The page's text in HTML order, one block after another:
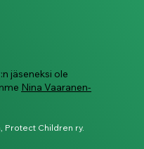
jäseneksi ole
Nina Vaaranen-
Protect Children ry.